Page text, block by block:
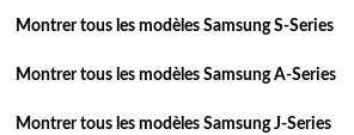
Montrer tous les modèles Samsung S-Series
Montrer tous les modèles Samsung A-Series
Montrer tous les modèles Samsung J-Series